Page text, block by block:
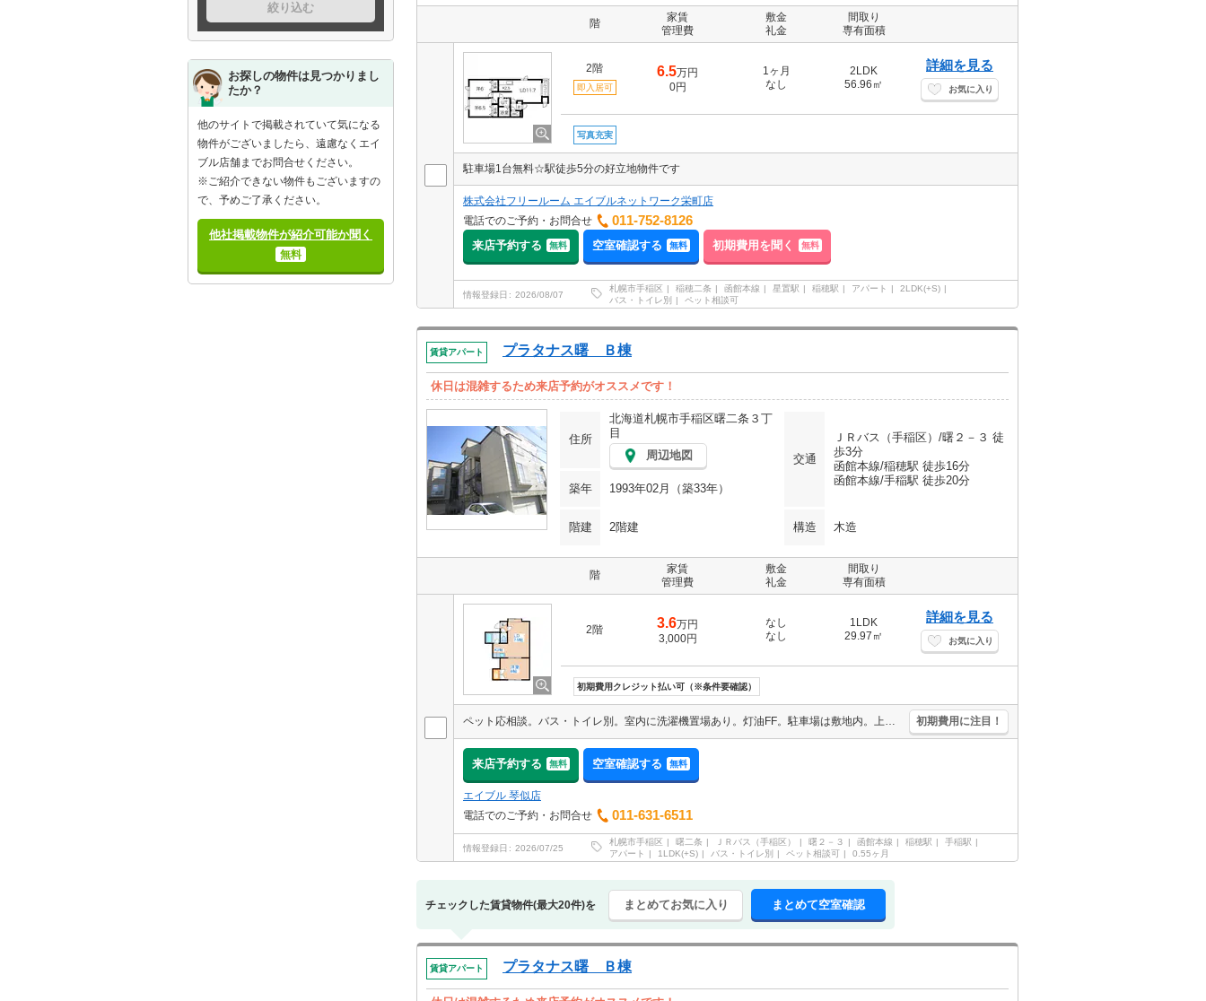
絞り込む
お探しの物件は見つかりまし
たか？
他のサイトで掲載されていて気になる
物件がございましたら、遠慮なくエイ
ブル店舗までお問合せください。
※ご紹介できない物件もございますの
で、予めご了承ください。
他社掲載物件が紹介可能か聞く
無料
階
家賃
管理費
敷金
礼金
間取り
専有面積
2階
即入居可
6.5万円
0円
1ヶ月
なし
2LDK
56.96㎡
詳細を見る
お気に入り
写真充実
駐車場1台無料☆駅徒歩5分の好立地物件です
株式会社フリールーム エイブルネットワーク栄町店
電話でのご予約・お問合せ
011-752-8126
来店予約する 無料 空室確認する 無料 初期費用を聞く 無料
情報登録日 2026/08/07
札幌市手稲区 稲穂二条 函館本線 星置駅 稲穂駅 アパート
2LDK(+S)
バス・トイレ別
ペット相談可
賃貸アパート プラタナス曙 Ｂ棟
休日は混雑するため来店予約がオススメです！
住所
北海道札幌市手稲区曙二条３丁
目
周辺地図
交通
ＪＲバス（手稲区）/曙２－３ 徒
歩3分
函館本線/稲穂駅 徒歩16分
函館本線/手稲駅 徒歩20分
築年 1993年02月（築33年）
階建 2階建 構造 木造
階
家賃
管理費
敷金
礼金
間取り
専有面積
2階 3.6万円
3,000円
なし
なし
1LDK
29.97㎡
詳細を見る
お気に入り
初期費用クレジット払い可（※条件要確認）
ペット応相談。バス・トイレ別。室内に洗濯機置場あり。灯油FF。駐車場は敷地内。上階なし。最寄りのバス停まで2分。閑静な住宅街。初期費用カード払い可。 初期費用に注目！
来店予約する 無料 空室確認する 無料
エイブル 琴似店
電話でのご予約・お問合せ
011-631-6511
情報登録日 2026/07/25
札幌市手稲区 曙二条 ＪＲバス（手稲区） 曙２－３ 函館本線 稲穂駅
手稲駅
アパート
1LDK(+S) バス・トイレ別 ペット相談可 0.55ヶ月
チェックした賃貸物件(最大20件)を まとめてお気に入り まとめて空室確認
賃貸アパート プラタナス曙 Ｂ棟